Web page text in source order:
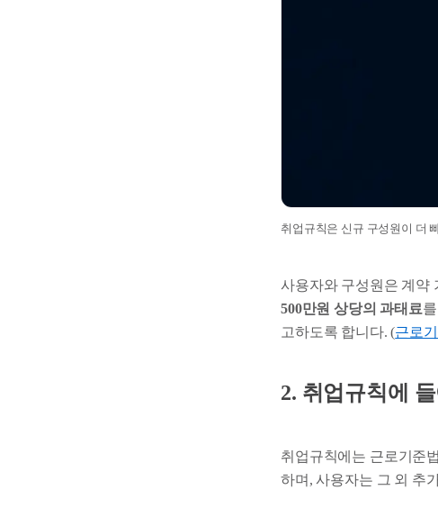
취업규칙은 신규 구성원이 더
사용자와 구성원은 계약
500만원 상당의 과태료
고하도록 합니다. (근로
2. 취업규칙에
취업규칙에는 근로기준
하며, 사용자는 그 외 추